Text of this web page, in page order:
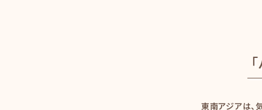
東南アジアは、